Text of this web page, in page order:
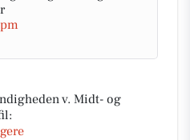
v. Midt- og